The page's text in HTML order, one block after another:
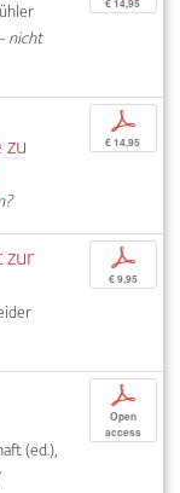
nicht
€ 14,95
p
€ 14,95
zur p
€ 9,95
(ed.),
p
Open
access